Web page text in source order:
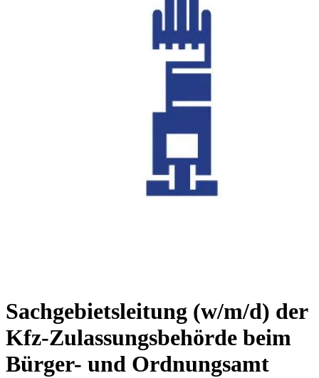
Sachgebietsleitung (w/m/d) der
Kfz-Zulassungsbehörde beim
Bürger- und Ordnungsamt